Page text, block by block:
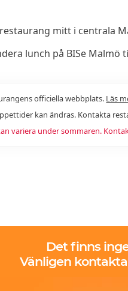
mitt i centrala
lunch på BISe Malmö
officiella webbplats. Läs
kan ändras. Kontakta
variera under sommaren.
Det finns
Vänligen